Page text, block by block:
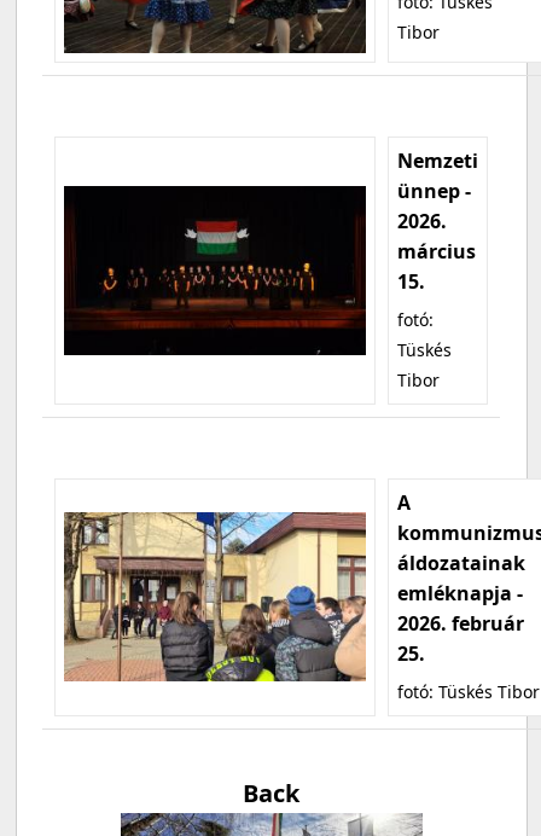
Tibor
Nemzeti
ünnep -
2026.
március
15.
fotó:
Tüskés
Tibor
A
áldozatainak
emléknapja -
2026. február
25.
fotó: Tüskés Tibor
Back